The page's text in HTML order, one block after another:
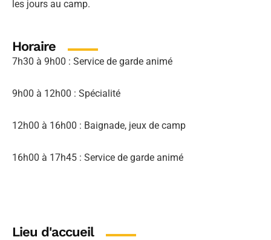
les jours au camp.
Horaire
7h30 à 9h00 : Service de garde animé
9h00 à 12h00 : Spécialité
12h00 à 16h00 : Baignade, jeux de camp
16h00 à 17h45 : Service de garde animé
Lieu d'accueil